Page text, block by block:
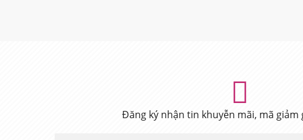
Đăng ký nhận tin khuyễn mãi, mã giảm